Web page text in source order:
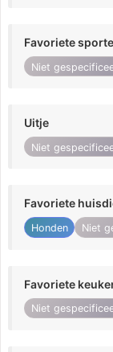
Favoriete
Niet
Uitje
Niet
Favoriete
Honden Niet
Favoriete
Niet